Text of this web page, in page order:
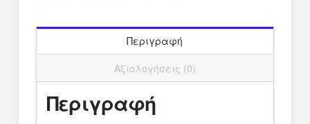
Tube
3/4"
1/4"
(Ø158mm)
Περιγραφή
Αξιολογήσεις (0)
Περιγραφή